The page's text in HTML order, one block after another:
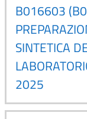
B016603
SINTETICA
2025